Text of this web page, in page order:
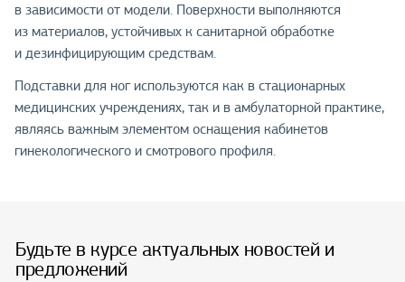
в зависимости от модели. Поверхности выполняются
из материалов, устойчивых к санитарной обработке
и дезинфицирующим средствам.
Подставки для ног используются как в стационарных
медицинских учреждениях, так и в амбулаторной практике,
являясь важным элементом оснащения кабинетов
гинекологического и смотрового профиля.
Будьте в курсе актуальных новостей и
предложений